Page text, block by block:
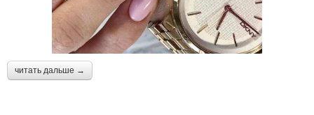
читать дальше →